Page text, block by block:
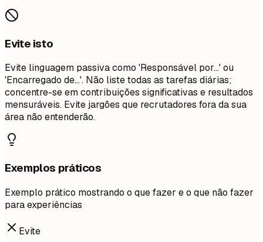
Evite isto
Evite linguagem passiva como 'Responsável por...' ou
'Encarregado de...'. Não liste todas as tarefas diárias;
concentre-se em contribuições significativas e resultados
mensuráveis. Evite jargões que recrutadores fora da sua
área não entenderão.
Exemplos práticos
Exemplo prático mostrando o que fazer e o que não fazer
para experiências
Evite